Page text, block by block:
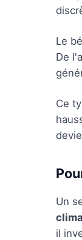
Le
De
Ce
Un
il